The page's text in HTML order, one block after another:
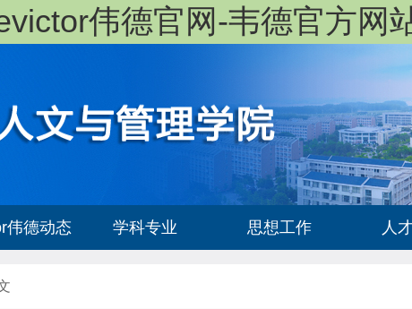
伟德官网-韦德官方网
伟德动态 学科专业 思想工作 人